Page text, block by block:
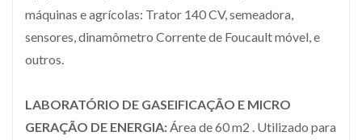
máquinas e agrícolas: Trator 140 CV, semeadora,
sensores, dinamômetro Corrente de Foucault móvel, e
outros.
LABORATÓRIO DE GASEIFICAÇÃO E MICRO
GERAÇÃO DE ENERGIA:Área de 60 m2 . Utilizado para